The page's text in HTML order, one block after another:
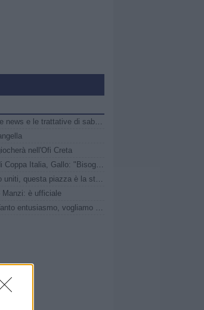
Calciomercato Serie C, le news e le trattative di sabato 8 agosto | LIVE
nell'Ofi Creta
Verso Vicenza-Catania di Coppa Italia, Gallo: "Bisogna pedalare, nessuno ha il posto sicuro"
Samb, Massi: "Restiamo uniti, questa piazza è la storia che tutti conoscono"
Manzi: è ufficiale
Union Brescia, Corini: "Tanto entusiasmo, vogliamo il secondo turno"